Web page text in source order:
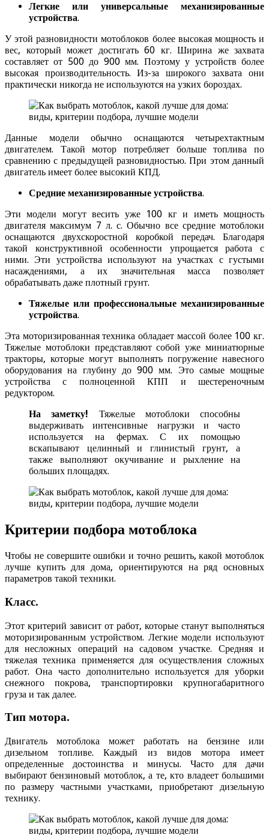
Легкие или универсальные механизированные
устройства.
У этой разновидности мотоблоков более высокая мощность и
вес, который может достигать 60 кг. Ширина же захвата
составляет от 500 до 900 мм. Поэтому у устройств более
высокая производительность. Из-за широкого захвата они
практически никогда не используются на узких бороздах.
Данные модели обычно оснащаются четырехтактным
двигателем. Такой мотор потребляет больше топлива по
сравнению с предыдущей разновидностью. При этом данный
двигатель имеет более высокий КПД.
Средние механизированные устройства.
Эти модели могут весить уже 100 кг и иметь мощность
двигателя максимум 7 л. с. Обычно все средние мотоблоки
оснащаются двухскоростной коробкой передач. Благодаря
такой конструктивной особенности упрощается работа с
ними. Эти устройства используют на участках с густыми
насаждениями, а их значительная масса позволяет
обрабатывать даже плотный грунт.
Тяжелые или профессиональные механизированные
устройства.
Эта моторизированная техника обладает массой более 100 кг.
Тяжелые мотоблоки представляют собой уже миниатюрные
тракторы, которые могут выполнять погружение навесного
оборудования на глубину до 900 мм. Это самые мощные
устройства с полноценной КПП и шестереночным
редуктором.
На заметку! Тяжелые мотоблоки способны
выдерживать интенсивные нагрузки и часто
используется на фермах. С их помощью
вскапывают целинный и глинистый грунт, а
также выполняют окучивание и рыхление на
больших площадях.
Критерии подбора мотоблока
Чтобы не совершите ошибки и точно решить, какой мотоблок
лучше купить для дома, ориентируются на ряд основных
параметров такой техники.
Класс.
Этот критерий зависит от работ, которые станут выполняться
моторизированным устройством. Легкие модели используют
для несложных операций на садовом участке. Средняя и
тяжелая техника применяется для осуществления сложных
работ. Она часто дополнительно используется для уборки
снежного покрова, транспортировки крупногабаритного
груза и так далее.
Тип мотора.
Двигатель мотоблока может работать на бензине или
дизельном топливе. Каждый из видов мотора имеет
определенные достоинства и минусы. Часто для дачи
выбирают бензиновый мотоблок, а те, кто владеет большими
по размеру частными участками, приобретают дизельную
технику.